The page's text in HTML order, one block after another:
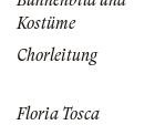
Kostüme
Chorleitung
Floria Tosca